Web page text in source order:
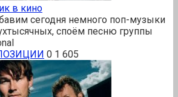
в кино
сегодня немного поп-музыки
споём песню группы
0 1 605